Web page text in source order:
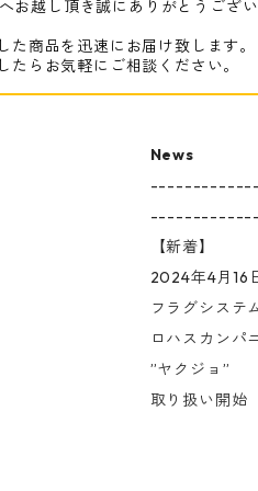
お越し頂き誠にありがとうござい
商品を迅速にお届け致します。
らお気軽にご相談ください。
News
【新着】
2024年4月16
フラグシステ
ロハスカンパ
”ヤクジョ”
取り扱い開始